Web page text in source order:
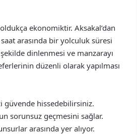
ekonomiktir. Aksakal’dan
arasında bir yolculuk süresi
dinlenmesi ve manzarayı
düzenli olarak yapılması
güvende hissedebilirsiniz.
sorunsuz geçmesini sağlar.
arasında yer alıyor.